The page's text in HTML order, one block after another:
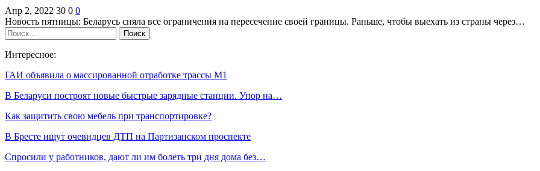
Апр 2, 2022 30 0 0
Новость пятницы: Беларусь сняла все ограничения на пересечение своей границы. Раньше, чтобы выехать из страны через…
Интересное:
ГАИ объявила о массированной отработке трассы М1
В Беларуси построят новые быстрые зарядные станции. Упор на…
Как защитить свою мебель при транспортировке?
В Бресте ищут очевидцев ДТП на Партизанском проспекте
Спросили у работников, дают ли им болеть три дня дома без…